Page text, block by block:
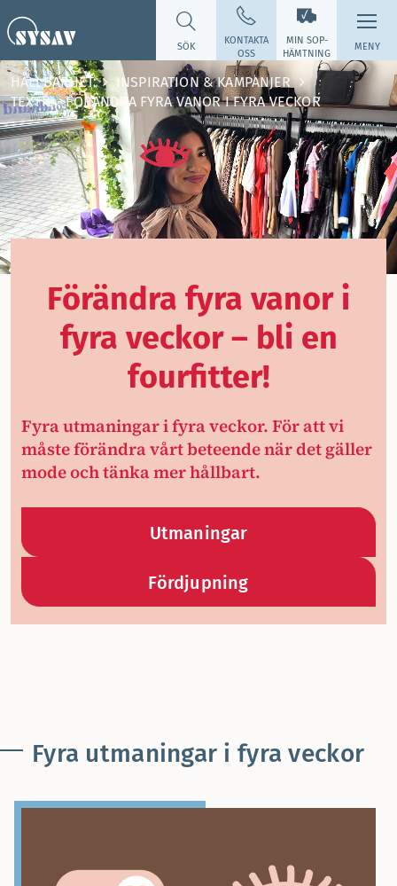
MIN SOP­
HÄMTNING
SÖK
KONTAKTA
OSS
MENY
HÅLLBARHET
INSPIRATION & KAMPANJER
TEXTIL - FÖRÄNDRA FYRA VANOR I FYRA VECKOR
Förändra fyra vanor i
fyra veckor – bli en
fourfitter!
Fyra utmaningar i fyra veckor. För att vi
måste förändra vårt beteende när det gäller
mode och tänka mer hållbart.
Utmaningar
Fördjupning
Fyra utmaningar i fyra veckor